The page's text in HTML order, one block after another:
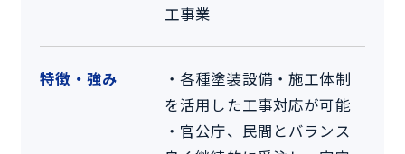
工事業
特徴・強み
・各種塗装設備・施工体制
を活用した工事対応が可能
・官公庁、民間とバランス